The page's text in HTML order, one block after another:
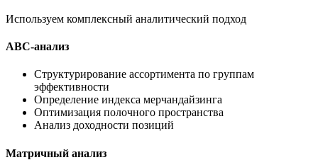
Используем комплексный аналитический подход
ABC-анализ
Структурирование ассортимента по группам
эффективности
Определение индекса мерчандайзинга
Оптимизация полочного пространства
Анализ доходности позиций
Матричный анализ